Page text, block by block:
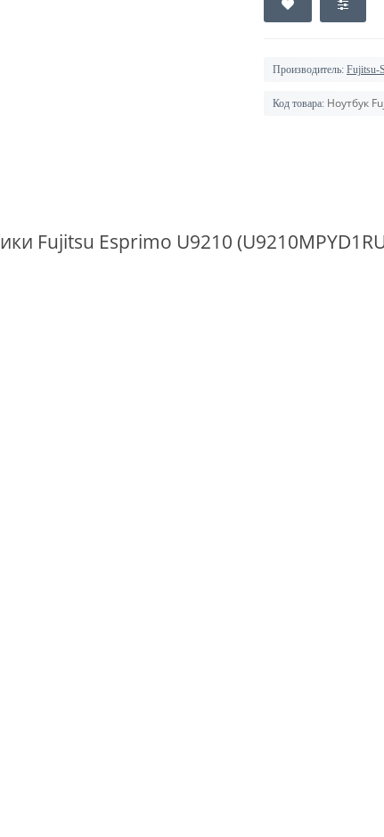
Производитель: Fujitsu-
Код товара: Ноутбук
Fujitsu Esprimo U9210